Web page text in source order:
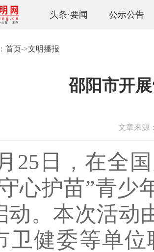
头条·要闻 公示公告
首页->文明播报
邵阳市开
文章来源
25日，在全
心护苗”青少
动。本次活动
卫健委等单